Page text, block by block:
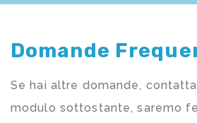
Domande
Se hai altre domande,
modulo sottostante, saremo